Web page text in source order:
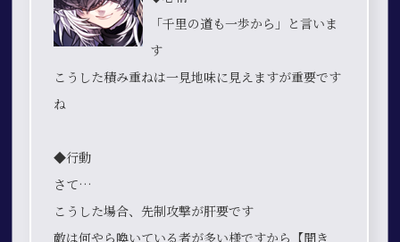
「千里の道も一歩から」と言いま
す
こうした積み重ねは一見地味に見えますが重要です
ね
◆行動
さて…
こうした場合、先制攻撃が肝要です
敵は何やら喚いている者が多い様ですから【聞き